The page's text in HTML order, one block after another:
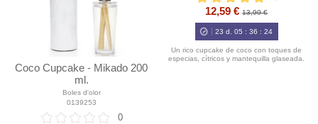
Coco Cupcake - Mikado 200
ml.
Boles d'olor
0139253
0
12,59 €13,99 €
23 d. 05 : 36 : 23
Un rico cupcake de coco con toques de
especias, cítricos y mantequilla glaseada.